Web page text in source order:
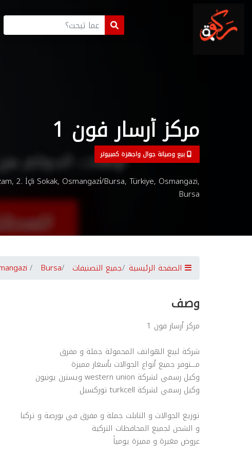
مركز أرسار فون 1
بيع وصيانة جوال واجهزة كمبيوتر
2. İçli Sokak, Osmangazi̇/Bursa, Türkiye, Osmangazi,
Bursa
الصفحة الرئيسية جميع التصنيفات Bursa
وصف
مركز أرسار فون 1
شركة لبيع الهواتف المحمولة جملة و مفرق
مـــتوفر جميع أنواع الجوالات بأسعار مميزة
وكيل رسمي لشركة western union ويسترن يونيون
وكيل رسمي لشركة turkcell توركسيل
توزيع الجوالات و التابلت جملة و مفرق في بورصة و تركيا
و الشحن لجميع المحافظات التركية
عروض مغيرة و مميزة يومياً